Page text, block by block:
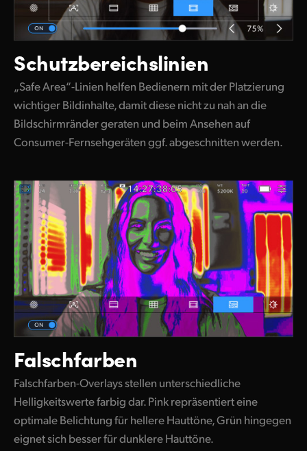
Schutzbereichslinien
„Safe Area“-Linien helfen Bedienern mit der Platzierung
wichtiger Bildinhalte, damit diese nicht zu nah an die
Bildschirmränder geraten und beim Ansehen auf
Consumer-Fernsehgeräten ggf. abgeschnitten werden.
Falschfarben
Falschfarben-Overlays stellen unterschiedliche
Helligkeitswerte farbig dar. Pink repräsentiert eine
optimale Belichtung für hellere Hauttöne, Grün hingegen
eignet sich besser für dunklere Hauttöne.